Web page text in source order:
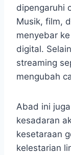
dipengaruhi
Musik, film,
menyebar
digital.
streaming
mengubah
Abad ini
kesadaran
kesetaraan
kelestarian